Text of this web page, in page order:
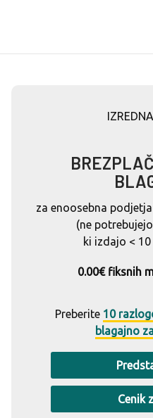
za enoosebna
(ne
ki izdajo <
0.00€ fiksnih
Preberite 10
blagajno
Cenik